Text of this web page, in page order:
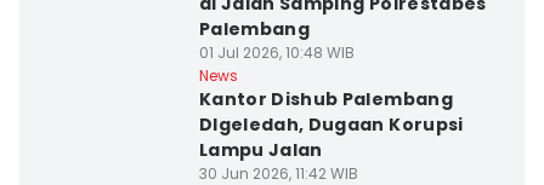
Palembang
01 Jul 2026, 10:48 WIB
News
Kantor Dishub Palembang
DIgeledah, Dugaan Korupsi
Lampu Jalan
30 Jun 2026, 11:42 WIB